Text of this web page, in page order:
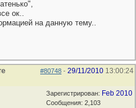
ок..
на данную тему..
#80748 - 29/11/2010 13:00:24
Зарегистрирован: Feb 2010
Сообщения: 2,103